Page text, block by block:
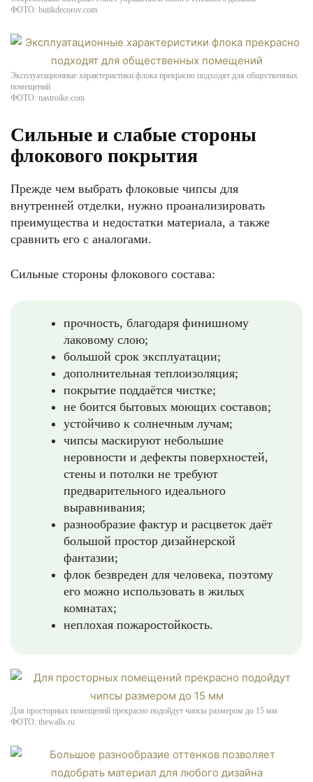
ФОТО: butikdecorov.com
Эксплуатационные характеристики флока прекрасно подходят для общественных
помещений
ФОТО: nastroike.com
Сильные и слабые стороны
флокового покрытия
Прежде чем выбрать флоковые чипсы для
внутренней отделки, нужно проанализировать
преимущества и недостатки материала, а также
сравнить его с аналогами.
Сильные стороны флокового состава:
прочность, благодаря финишному
лаковому слою;
большой срок эксплуатации;
дополнительная теплоизоляция;
покрытие поддаётся чистке;
не боится бытовых моющих составов;
устойчиво к солнечным лучам;
чипсы маскируют небольшие
неровности и дефекты поверхностей,
стены и потолки не требуют
предварительного идеального
выравнивания;
разнообразие фактур и расцветок даёт
большой простор дизайнерской
фантазии;
флок безвреден для человека, поэтому
его можно использовать в жилых
комнатах;
неплохая пожаростойкость.
Для просторных помещений прекрасно подойдут чипсы размером до 15 мм
ФОТО: thewalls.ru